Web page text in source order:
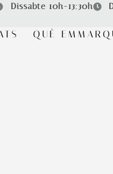
Dissabte 10h-13:30h
QUÈ